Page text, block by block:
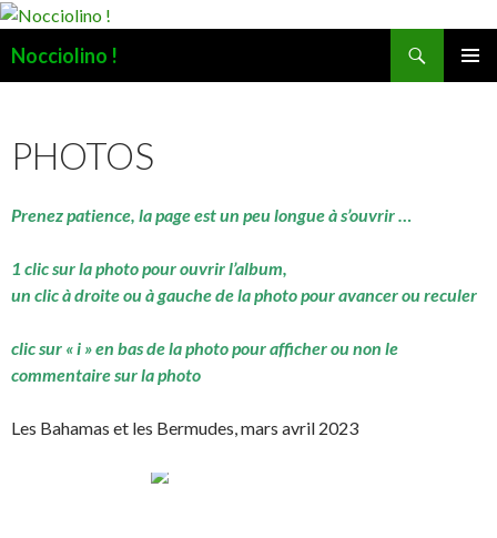
Nocciolino !
PHOTOS
Prenez patience, la page est un peu longue à s’ouvrir …
1 clic sur la photo pour ouvrir l’album,
un clic à droite ou à gauche de la photo pour avancer ou reculer
clic sur « i » en bas de la photo pour afficher ou non le
commentaire sur la photo
Les Bahamas et les Bermudes, mars avril 2023